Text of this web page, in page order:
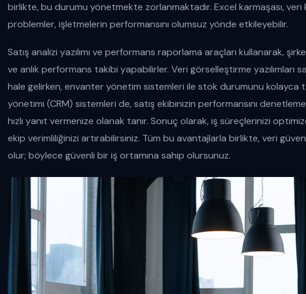
birlikte, bu durumu yönetmekte zorlanmaktadır. Excel karmaşası, veri
problemler, işletmelerin performansını olumsuz yönde etkileyebilir.
Satış analizi yazılımı ve performans raporlama araçları kullanarak,
ve anlık performans takibi yapabilirler. Veri görselleştirme yazılımları
hale gelirken, envanter yönetim sistemleri ile stok durumunu kolayca
yönetimi (CRM) sistemleri de, satış ekibinizin performansını
hızlı yanıt vermenize olanak tanır. Sonuç olarak, iş süreçlerinizi
ekip verimliliğinizi artırabilirsiniz. Tüm bu avantajlarla birlikte, veri
olur; böylece güvenli bir iş ortamına sahip olursunuz.